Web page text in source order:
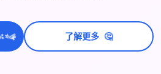
⭐💫 了解更多 🤔